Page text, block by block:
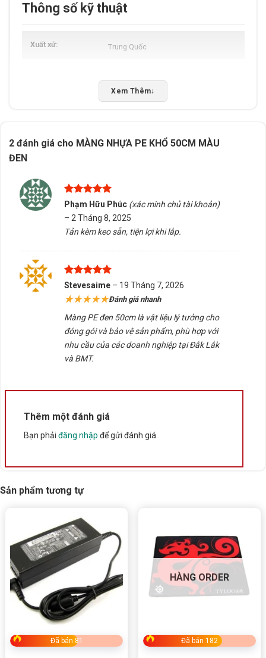
Thông số kỹ thuật
Xuất xứ Trung Quốc
Xem Thêm↓
2 đánh giá cho MÀNG NHỰA PE KHỔ 50CM MÀU
ĐEN
Được xếp
hạng
5
sao
Phạm Hữu Phúc (xác minh chủ tài khoản)
– 2 Tháng 8, 2025
Tản kèm keo sẵn, tiện lợi khi lắp.
Được xếp
hạng5
5
sao
Stevesaime – 19 Tháng 7, 2026
★★★★★Đánh giá nhanh
Màng PE đen 50cm là vật liệu lý tưởng cho
đóng gói và bảo vệ sản phẩm, phù hợp với
nhu cầu của các doanh nghiệp tại Đắk Lắk
và BMT.
Thêm một đánh giá
Bạn phải đăng nhập để gửi đánh giá.
Sản phẩm tương tự
Đã bán 81
HÀNG ORDER
Đã bán 182